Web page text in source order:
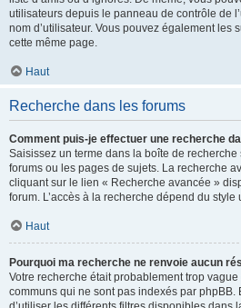
utilisateurs depuis le panneau de contrôle de
nom d’utilisateur. Vous pouvez également les
cette même page.
Haut
Recherche dans les forums
Comment puis-je effectuer une recherche
Saisissez un terme dans la boîte de recherche
forums ou les pages de sujets. La recherche
cliquant sur le lien « Recherche avancée »
forum. L’accès à la recherche dépend du style
Haut
Pourquoi ma recherche ne renvoie aucun
Votre recherche était probablement trop
communs qui ne sont pas indexés par phpBB.